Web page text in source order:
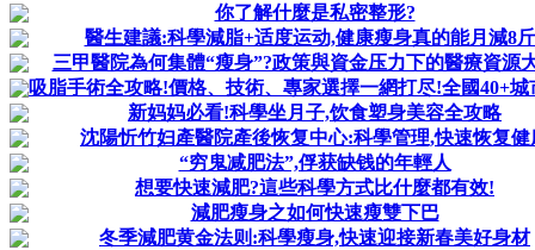
你了解什麼是私密整形?
醫生建議:科學減脂+适度运动,健康瘦身真的能月減8
三甲醫院為何集體“瘦身”?政策與資金压力下的醫療資源
吸脂手術全攻略!價格、技術、專家選擇一網打尽!全國40+城
新妈妈必看!科學坐月子,饮食塑身美容全攻略
沈陽忻竹妇產醫院產後恢复中心:科學管理,快速恢复健
“穷鬼减肥法”,俘获缺钱的年輕人
想要快速減肥?這些科學方式比什麼都有效!
減肥瘦身之如何快速瘦雙下巴
冬季減肥黄金法则:科學瘦身,快速迎接新春美好身材